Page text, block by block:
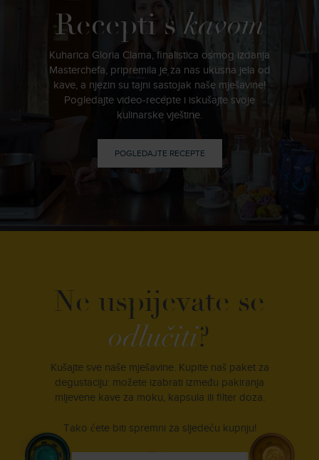
Recepti s kavom
Kuharica Gloria Clama, finalistica osmog izdanja
Masterchefa, pripremila je za nas ukusna jela od
kave, a njezin su tajni sastojak naše mješavine!
Pogledajte video-recepte i iskušajte svoje
kulinarske vještine.
POGLEDAJTE RECEPTE
Ne uspijevate se
odlučiti?
Kušajte sve naše mješavine. Kupite naš paket za
degustaciju: možete izabrati između pakiranja
mljevene kave za moku, kapsula ili filter doza.
Tako ćete biti spremni za sljedeću kupnju!